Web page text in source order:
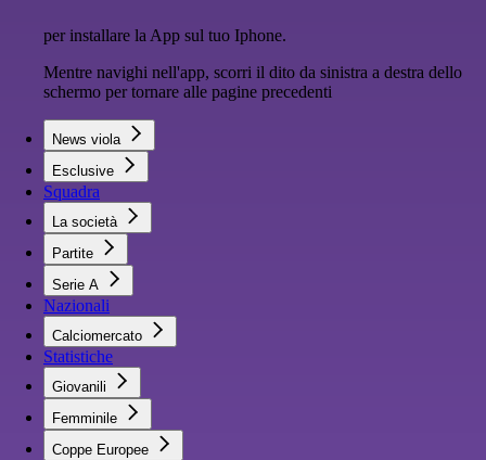
per installare la App sul tuo Iphone.
Mentre navighi nell'app, scorri il dito da sinistra a destra dello
schermo per tornare alle pagine precedenti
News viola
Esclusive
Squadra
La società
Partite
Serie A
Nazionali
Calciomercato
Statistiche
Giovanili
Femminile
Coppe Europee